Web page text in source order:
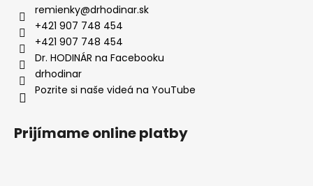
remienky@drhodinar.sk
+421 907 748 454
+421 907 748 454
Dr. HODINÁR na Facebooku
drhodinar
Pozrite si naše videá na YouTube
Prijímame online platby